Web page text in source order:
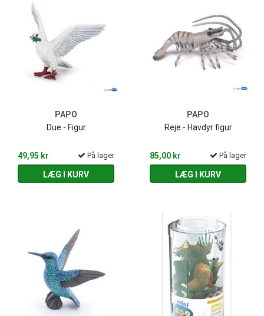
PAPO
Due - Figur
49,95 kr På lager
LÆG I KURV
PAPO
Reje - Havdyr figur
85,00 kr På lager
LÆG I KURV